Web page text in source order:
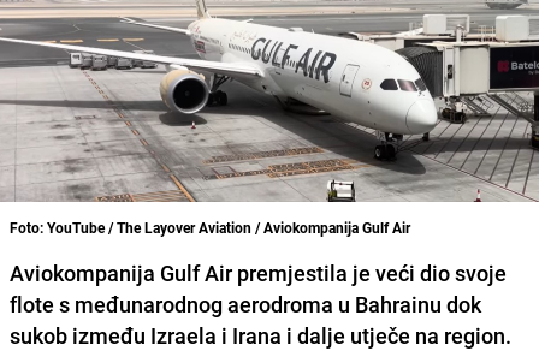
Foto: YouTube / The Layover Aviation / Aviokompanija Gulf Air
Aviokompanija Gulf Air premjestila je veći dio svoje
flote s međunarodnog aerodroma u Bahrainu dok
sukob između Izraela i Irana i dalje utječe na region.